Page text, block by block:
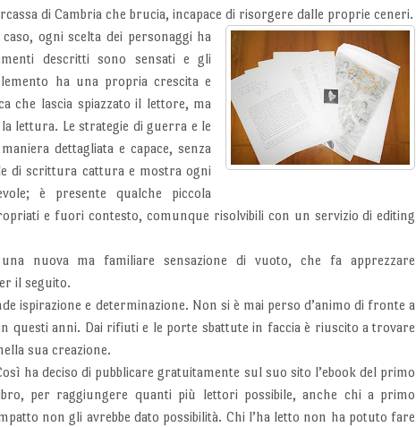
di Cambria che brucia, incapace di risorgere dalle proprie ceneri.
ogni scelta dei personaggi ha
descritti sono sensati e gli
ha una propria crescita e
che lascia spiazzato il lettore, ma
lettura. Le strategie di guerra e le
dettagliata e capace, senza
di scrittura cattura e mostra ogni
è presente qualche piccola
e fuori contesto, comunque risolvibili con un servizio di editing
nuova ma familiare sensazione di vuoto, che fa apprezzare
il seguito.
ispirazione e determinazione. Non si è mai perso d’animo di fronte a
questi anni. Dai rifiuti e le porte sbattute in faccia è riuscito a trovare
sua creazione.
ha deciso di pubblicare gratuitamente sul suo sito l’ebook del primo
per raggiungere quanti più lettori possibile, anche chi a primo
non gli avrebbe dato possibilità. Chi l’ha letto non ha potuto fare